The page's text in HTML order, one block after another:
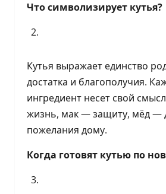
Что символизирует кутья?
Кутья выражает единство
достатка и благополучия.
ингредиент несет свой
жизнь, мак — защиту, мёд —
пожелания дому.
Когда готовят кутью по